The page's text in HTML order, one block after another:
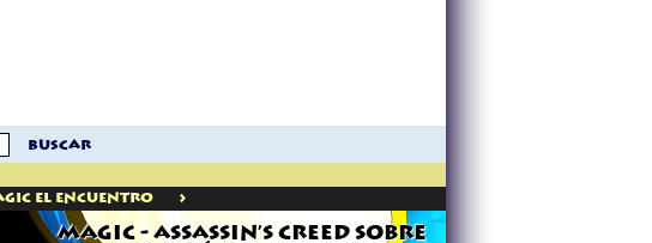
buscar
El Encuentro >
MAGIC - ASSASSIN'S CREED SOBRE